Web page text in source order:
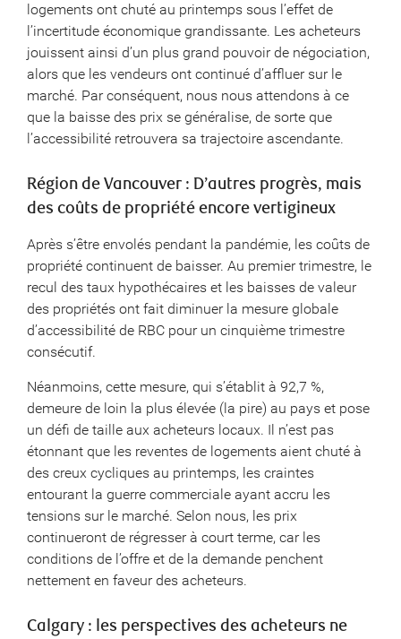
logements ont chuté au printemps sous l’effet de
l’incertitude économique grandissante. Les acheteurs
jouissent ainsi d’un plus grand pouvoir de négociation,
alors que les vendeurs ont continué d’affluer sur le
marché. Par conséquent, nous nous attendons à ce
que la baisse des prix se généralise, de sorte que
l’accessibilité retrouvera sa trajectoire ascendante.
Région de Vancouver : D’autres progrès, mais
des coûts de propriété encore vertigineux
Après s’être envolés pendant la pandémie, les coûts de
propriété continuent de baisser. Au premier trimestre, le
recul des taux hypothécaires et les baisses de valeur
des propriétés ont fait diminuer la mesure globale
d’accessibilité de RBC pour un cinquième trimestre
consécutif.
Néanmoins, cette mesure, qui s’établit à 92,7 %,
demeure de loin la plus élevée (la pire) au pays et pose
un défi de taille aux acheteurs locaux. Il n’est pas
étonnant que les reventes de logements aient chuté à
des creux cycliques au printemps, les craintes
entourant la guerre commerciale ayant accru les
tensions sur le marché. Selon nous, les prix
continueront de régresser à court terme, car les
conditions de l’offre et de la demande penchent
nettement en faveur des acheteurs.
Calgary : les perspectives des acheteurs ne